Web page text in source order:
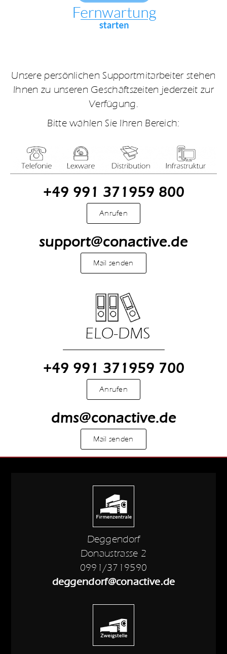
Unsere persönlichen Supportmitarbeiter stehen
Ihnen zu unseren Geschäftszeiten jederzeit zur
Verfügung.
Bitte wählen Sie Ihren Bereich:
+49 991 371959 800
Anrufen
support@conactive.de
Mail senden
+49 991 371959 700
Anrufen
dms@conactive.de
Mail senden
Deggendorf
Donaustrasse 2
0991/3719590
deggendorf@conactive.de